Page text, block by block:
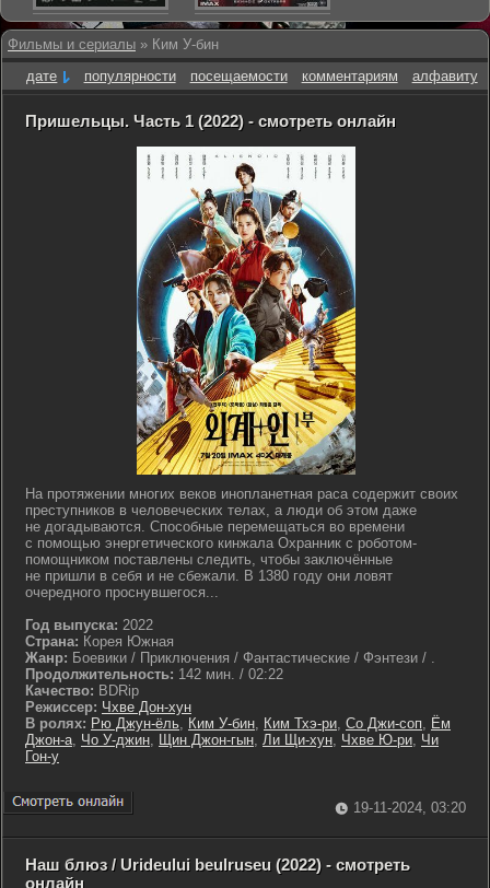
Фильмы и сериалы » Ким У-бин
дате
популярности посещаемости комментариям алфавиту
Пришельцы. Часть 1 (2022) - смотреть онлайн
На протяжении многих веков инопланетная раса содержит своих
преступников в человеческих телах, а люди об этом даже
не догадываются. Способные перемещаться во времени
с помощью энергетического кинжала Охранник с роботом-
помощником поставлены следить, чтобы заключённые
не пришли в себя и не сбежали. В 1380 году они ловят
очередного проснувшегося...
Год выпуска: 2022
Страна: Корея Южная
Жанр: Боевики / Приключения / Фантастические / Фэнтези / .
Продолжительность: 142 мин. / 02:22
Качество: BDRip
Режиссер: Чхве Дон-хун
В ролях: Рю Джун-ёль, Ким У-бин, Ким Тхэ-ри, Со Джи-соп, Ём
Джон-а, Чо У-джин, Щин Джон-гын, Ли Щи-хун, Чхве Ю-ри, Чи
Гон-у
19-11-2024, 03:20
Наш блюз / Urideului beulruseu (2022) - смотреть
онлайн